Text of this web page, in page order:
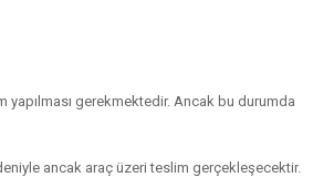
gerekmektedir. Ancak bu durumda
ancak araç üzeri teslim gerçekleşecektir.